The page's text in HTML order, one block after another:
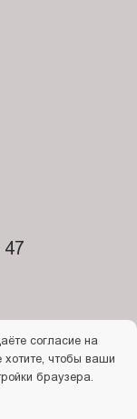
47
согласие на
хотите, чтобы ваши
браузера.